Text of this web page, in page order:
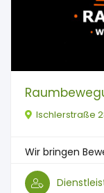
Ischlerstraße
Wir bringen